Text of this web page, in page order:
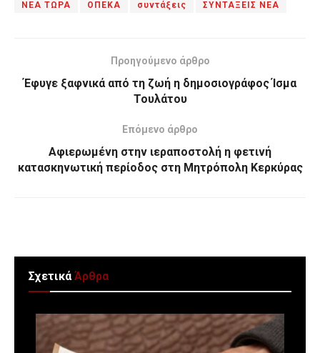
ΝΕΑ ΤΩΡΑ ΟΠΕΚΑ συντάξεις ΣΥΝΤΑΞΕΙΣ ΝΕΑ
Προηγούμενο άρθρο
Έφυγε ξαφνικά από τη ζωή η δημοσιογράφος Ίσμα
Τουλάτου
Επόμενο άρθρο
Αφιερωμένη στην ιεραποστολή η φετινή
κατασκηνωτική περίοδος στη Μητρόπολη Κερκύρας
ΣχετικάΆρθρα